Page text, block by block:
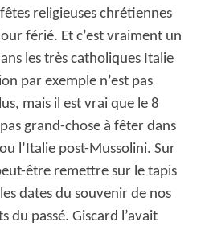
religieuses chrétiennes
férié. Et c’est vraiment un
les très catholiques Italie
par exemple n’est pas
mais il est vrai que le 8
grand-chose à fêter dans
l’Italie post-Mussolini. Sur
être remettre sur le tapis
dates du souvenir de nos
du passé. Giscard l’avait